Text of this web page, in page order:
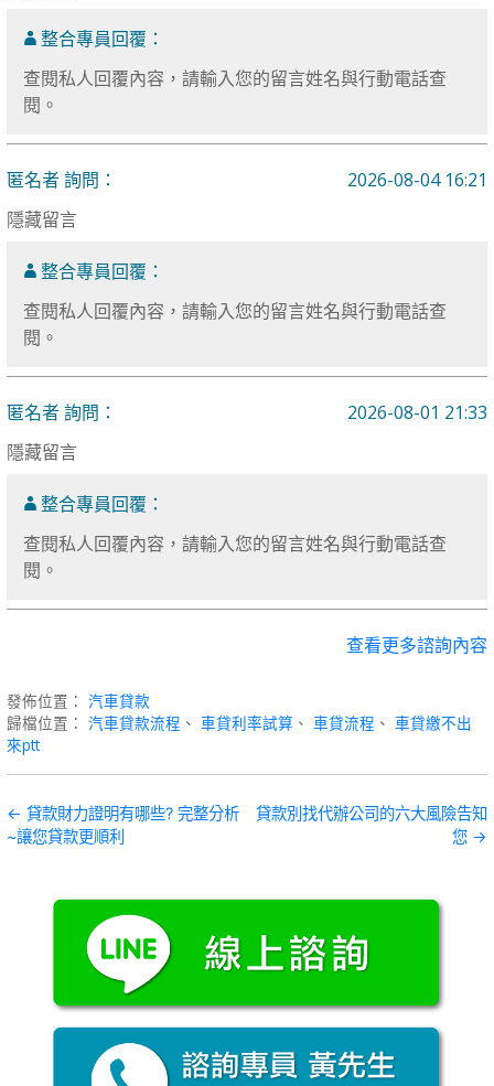
整合專員回覆：
查閱私人回覆內容，請輸入您的留言姓名與行動電話查
閱。
匿名者 詢問：
2026-08-04 16:21
隱藏留言
整合專員回覆：
查閱私人回覆內容，請輸入您的留言姓名與行動電話查
閱。
匿名者 詢問：
2026-08-01 21:33
隱藏留言
整合專員回覆：
查閱私人回覆內容，請輸入您的留言姓名與行動電話查
閱。
查看更多諮詢內容
發佈位置：汽車貸款
歸檔位置：汽車貸款流程 、車貸利率試算 、車貸流程 、車貸繳不出
來ptt
文
← 貸款財力證明有哪些? 完整分析
~讓您貸款更順利
貸款別找代辦公司的六大風險告知
您 →